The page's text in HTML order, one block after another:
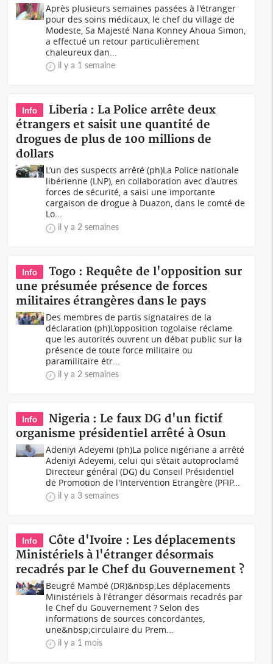
Après plusieurs semaines passées à l'étranger
pour des soins médicaux, le chef du village de
Modeste, Sa Majesté Nana Konney Ahoua Simon,
a effectué un retour particulièrement
chaleureux dan...
il y a 1 semaine
Info
Liberia : La Police arrête deux
étrangers et saisit une quantité de
drogues de plus de 100 millions de
dollars
L’un des suspects arrêté (ph)La Police nationale
libérienne (LNP), en collaboration avec d'autres
forces de sécurité, a saisi une importante
cargaison de drogue à Duazon, dans le comté de
Lo...
il y a 2 semaines
Info
Togo : Requête de l'opposition sur
une présumée présence de forces
militaires étrangères dans le pays
Des membres de partis signataires de la
déclaration (ph)L’opposition togolaise réclame
que les autorités ouvrent un débat public sur la
présence de toute force militaire ou
paramilitaire étr...
il y a 2 semaines
Info
Nigeria : Le faux DG d'un fictif
organisme présidentiel arrêté à Osun
Adeniyi Adeyemi (ph)La police nigériane a arrêté
Adeniyi Adeyemi, celui qui s'était autoproclamé
Directeur général (DG) du Conseil Présidentiel
de Promotion de l'Intervention Etrangère (PFIP...
il y a 3 semaines
Info
Côte d'Ivoire : Les déplacements
Ministériels à l'étranger désormais
recadrés par le Chef du Gouvernement ?
Beugré Mambé (DR)&nbsp;Les déplacements
Ministériels à l'étranger désormais recadrés par
le Chef du Gouvernement ? Selon des
informations de sources concordantes,
une&nbsp;circulaire du Prem...
il y a 1 mois